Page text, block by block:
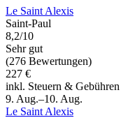
Le Saint Alexis
Saint-Paul
8,2/10
Sehr gut
(276 Bewertungen)
227 €
inkl. Steuern & Gebühren
9. Aug.–10. Aug.
Le Saint Alexis